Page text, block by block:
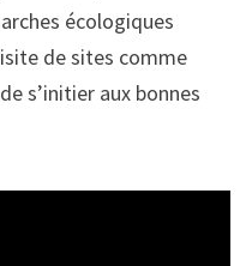
écologiques
de sites comme
s’initier aux bonnes